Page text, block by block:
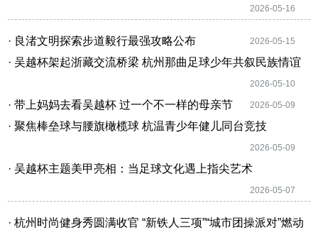
2026-05-16
· 良渚文明探索步道毅行最强攻略公布 2026-05-15
· 吴越杯架起浙藏交流桥梁 杭州那曲足球少年共叙民族情谊
2026-05-10
· 带上妈妈去看吴越杯 过一个不一样的母亲节 2026-05-09
· 聚焦棒垒球与腰旗橄榄球 杭温青少年健儿同台竞技
2026-05-09
· 吴越杯主题美甲亮相：当足球文化遇上指尖艺术
2026-05-07
· 杭州时尚健身秀圆满收官 “新铁人三项”“城市团操派对”燃动